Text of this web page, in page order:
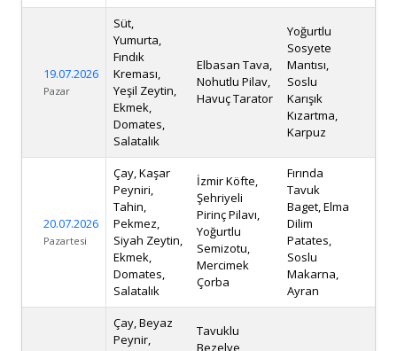
19.07.2026
Pazar
Süt,
Yumurta,
Fındık
Kreması,
Yeşil Zeytin,
Ekmek,
Domates,
Salatalık
Elbasan Tava,
Nohutlu Pilav,
Havuç Tarator
Yoğurtlu
Sosyete
Mantısı,
Soslu
Karışık
Kızartma,
Karpuz
20.07.2026
Pazartesi
Çay, Kaşar
Peyniri,
Tahin,
Pekmez,
Siyah Zeytin,
Ekmek,
Domates,
Salatalık
İzmir Köfte,
Şehriyeli
Pirinç Pilavı,
Yoğurtlu
Semizotu,
Mercimek
Çorba
Fırında
Tavuk
Baget, Elma
Dilim
Patates,
Soslu
Makarna,
Ayran
Çay, Beyaz
Peynir,
Tavuklu
Bezelye